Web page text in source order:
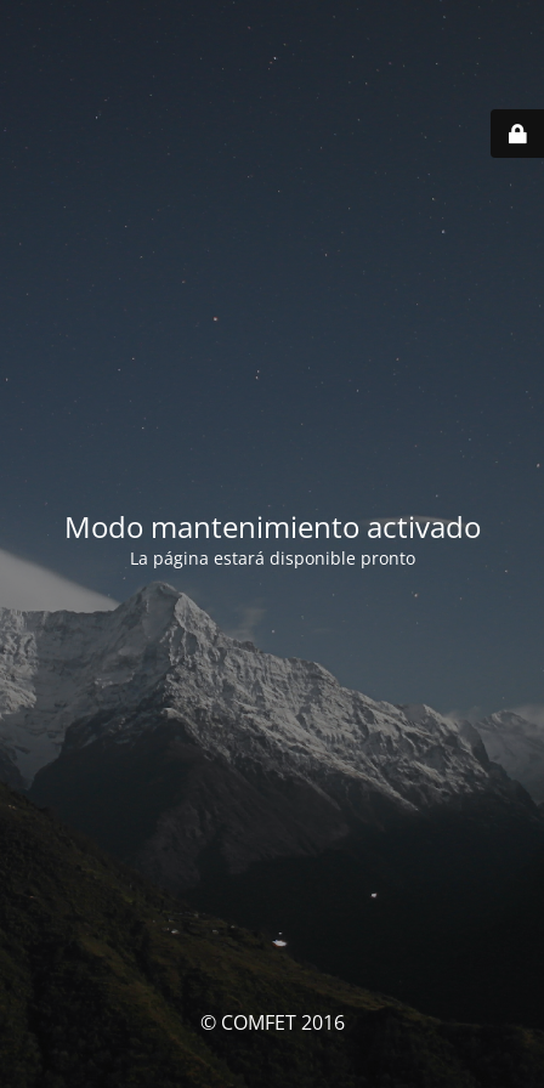
Modo mantenimiento activado
La página estará disponible pronto
© COMFET 2016